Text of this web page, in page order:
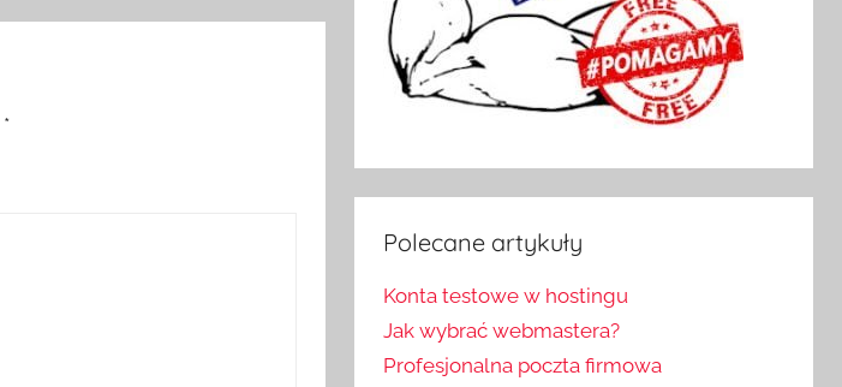
*
Polecane artykuły
Konta testowe w hostingu
Jak wybrać webmastera?
Profesjonalna poczta firmowa